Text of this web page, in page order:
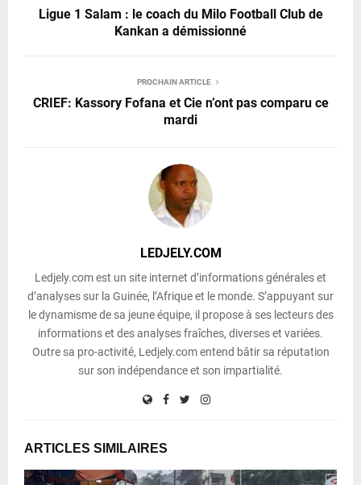
Ligue 1 Salam : le coach du Milo Football Club de
Kankan a démissionné
PROCHAIN ARTICLE
CRIEF: Kassory Fofana et Cie n’ont pas comparu ce
mardi
LEDJELY.COM
Ledjely.com est un site internet d’informations générales et
d’analyses sur la Guinée, l’Afrique et le monde. S’appuyant sur
le dynamisme de sa jeune équipe, il propose à ses lecteurs des
informations et des analyses fraîches, diverses et variées.
Outre sa pro-activité, Ledjely.com entend bâtir sa réputation
sur son indépendance et son impartialité.
ARTICLES SIMILAIRES